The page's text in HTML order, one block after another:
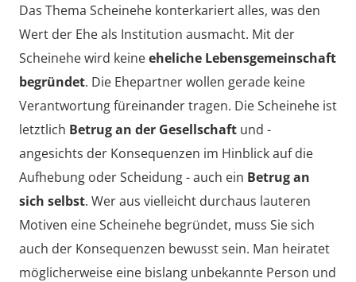
Das Thema Scheinehe konterkariert alles, was den
Wert der Ehe als Institution ausmacht. Mit der
Scheinehe wird keineeheliche Lebensgemeinschaft
begründet. Die Ehepartner wollen gerade keine
Verantwortung füreinander tragen. Die Scheinehe ist
letztlich Betrug an der Gesellschaft und -
angesichts der Konsequenzen im Hinblick auf die
Aufhebung oder Scheidung - auch ein Betrug an
sich selbst. Wer aus vielleicht durchaus lauteren
Motiven eine Scheinehe begründet, muss Sie sich
auch der Konsequenzen bewusst sein. Man heiratet
möglicherweise eine bislang unbekannte Person und